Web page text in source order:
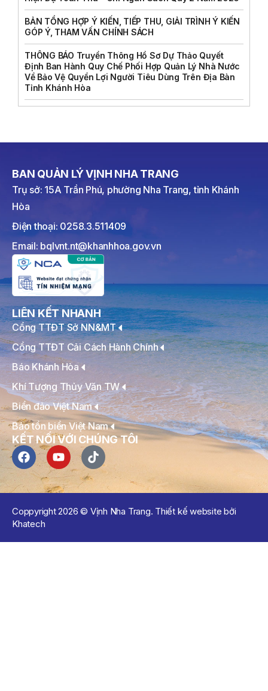
BẢN TỔNG HỢP Ý KIẾN, TIẾP THU, GIẢI TRÌNH Ý KIẾN
GÓP Ý, THAM VẤN CHÍNH SÁCH
THÔNG BÁO Truyền Thông Hồ Sơ Dự Thảo Quyết
Định Ban Hành Quy Chế Phối Hợp Quản Lý Nhà Nước
Về Bảo Vệ Quyền Lợi Người Tiêu Dùng Trên Địa Bàn
Tỉnh Khánh Hòa
BAN QUẢN LÝ VỊNH NHA TRANG
Trụ sở: 15A Trần Phú, phường Nha Trang, tỉnh Khánh
Hòa
Điện thoại: 0258.3.511409
Email: bqlvnt.nt@khanhhoa.gov.vn
LIÊN KẾT NHANH
Cổng TTĐT Sở NN&MT
Cổng TTĐT Cải Cách Hành Chính
Báo Khánh Hòa
Khí Tượng Thủy Văn TW
Biển đảo Việt Nam
Bảo tồn biển Việt Nam
KẾT NỐI VỚI CHÚNG TÔI
Coppyright 2026 © Vịnh Nha Trang. Thiết kế website bởi
Khatech